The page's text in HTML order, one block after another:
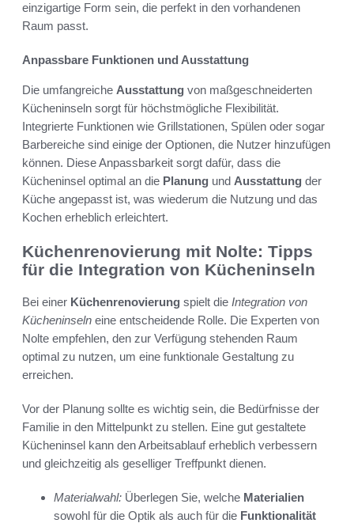
einzigartige Form sein, die perfekt in den vorhandenen
Raum passt.
Anpassbare Funktionen und Ausstattung
Die umfangreiche Ausstattung von maßgeschneiderten
Kücheninseln sorgt für höchstmögliche Flexibilität.
Integrierte Funktionen wie Grillstationen, Spülen oder sogar
Barbereiche sind einige der Optionen, die Nutzer hinzufügen
können. Diese Anpassbarkeit sorgt dafür, dass die
Kücheninsel optimal an die Planung und Ausstattung der
Küche angepasst ist, was wiederum die Nutzung und das
Kochen erheblich erleichtert.
Küchenrenovierung mit Nolte: Tipps
für die Integration von Kücheninseln
Bei einer Küchenrenovierung spielt die Integration von
Kücheninseln eine entscheidende Rolle. Die Experten von
Nolte empfehlen, den zur Verfügung stehenden Raum
optimal zu nutzen, um eine funktionale Gestaltung zu
erreichen.
Vor der Planung sollte es wichtig sein, die Bedürfnisse der
Familie in den Mittelpunkt zu stellen. Eine gut gestaltete
Kücheninsel kann den Arbeitsablauf erheblich verbessern
und gleichzeitig als geselliger Treffpunkt dienen.
Materialwahl: Überlegen Sie, welche Materialien
sowohl für die Optik als auch für die Funktionalität